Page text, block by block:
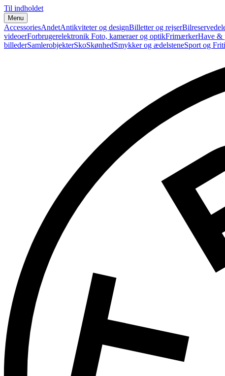
Til indholdet
Menu
AccessoriesAndetAntikviteter og designBilletter og rejser
videoerForbrugerelektronik Foto, kameraer og optikFrimærkerHave &
billederSamlerobjekterSkoSkønhedSmykker og ædelsteneSport og